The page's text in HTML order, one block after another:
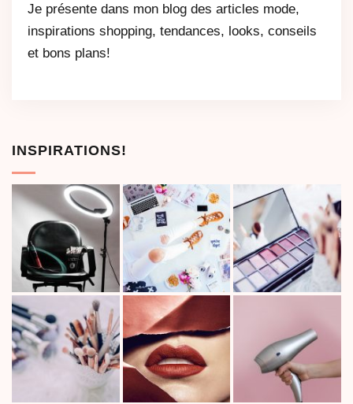
Je présente dans mon blog des articles mode,
inspirations shopping, tendances, looks, conseils
et bons plans!
INSPIRATIONS!